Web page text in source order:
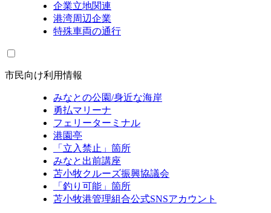
企業立地関連
港湾周辺企業
特殊車両の通行
市民向け利用情報
みなとの公園/身近な海岸
勇払マリーナ
フェリーターミナル
港園亭
「立入禁止」箇所
みなと出前講座
苫小牧クルーズ振興協議会
「釣り可能」箇所
苫小牧港管理組合公式SNSアカウント